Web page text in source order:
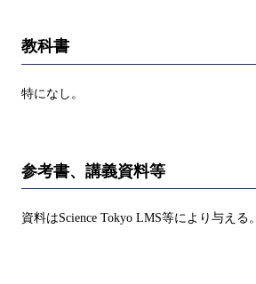
教科書
特になし。
参考書、講義資料等
資料はScience Tokyo LMS等により与える。